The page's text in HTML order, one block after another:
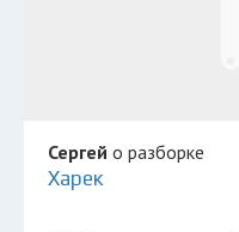
Сергей о разборке
Харек